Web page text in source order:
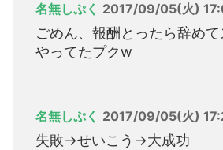
名無しぷく 2017/09/05(火)
ごめん、報酬とったら辞め
やってたプクw
名無しぷく 2017/09/05(火)
失敗→せいこう→大成功